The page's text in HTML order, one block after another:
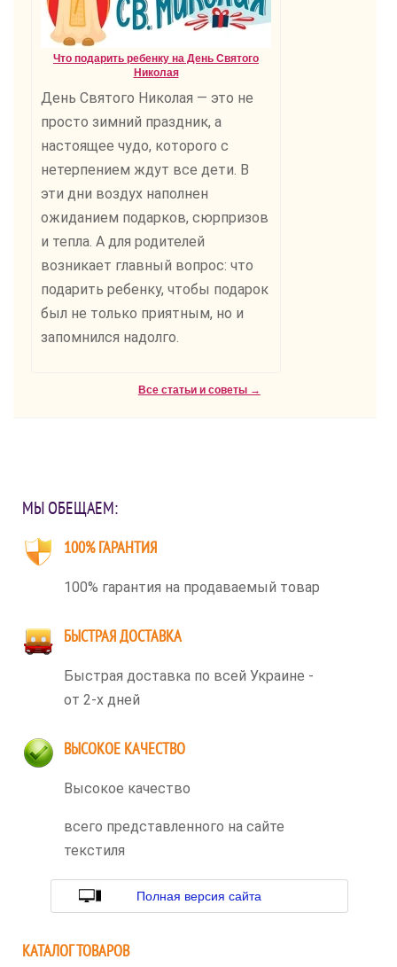
Что подарить ребенку на День Святого
Николая
День Святого Николая — это не
просто зимний праздник, а
настоящее чудо, которого с
нетерпением ждут все дети. В
эти дни воздух наполнен
ожиданием подарков, сюрпризов
и тепла. А для родителей
возникает главный вопрос: что
подарить ребенку, чтобы подарок
был не только приятным, но и
запомнился надолго.
Все статьи и советы →
МЫ ОБЕЩАЕМ:
100% ГАРАНТИЯ
100% гарантия на продаваемый товар
БЫСТРАЯ ДОСТАВКА
Быстрая доставка по всей Украине -
от 2-х дней
ВЫСОКОЕ КАЧЕСТВО
Высокое качество
всего представленного на сайте
текстиля
Полная версия сайта
КАТАЛОГ ТОВАРОВ